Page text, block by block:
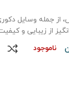
از جمله وسایل
از زیبایی و
ناموجود